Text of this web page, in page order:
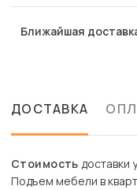
Ближайшая
ДОСТАВКА
Стоимость доставки
Подъем мебели в